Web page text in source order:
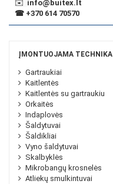
✉️ info@buitex.lt
☎ +370 614 70570
ĮMONTUOJAMA TECHNIKA
Gartraukiai
Kaitlentės
Kaitlentės su gartraukiu
Orkaitės
Indaplovės
Šaldytuvai
Šaldikliai
Vyno šaldytuvai
Skalbyklės
Mikrobangų krosnelės
Atliekų smulkintuvai